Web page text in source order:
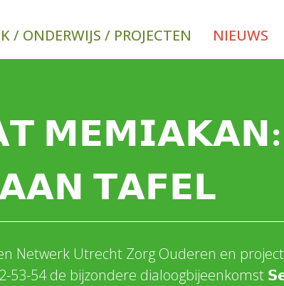
/ ONDERWIJS / PROJECTEN NIEUWS
𝗠𝗘𝗠𝗜𝗔𝗞𝗔𝗡:
𝗧𝗔𝗙𝗘𝗟
Netwerk Utrecht Zorg Ouderen en
53-54 de bijzondere dialoogbijeenkomst